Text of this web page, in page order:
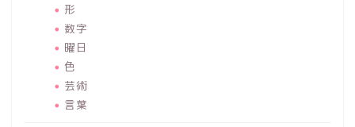
形
数字
曜日
色
芸術
言葉